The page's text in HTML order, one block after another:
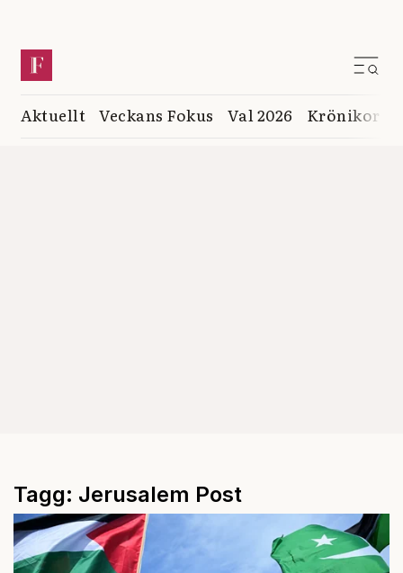
Aktuellt Veckans Fokus Val 2026 Krönikor
Tagg: Jerusalem Post